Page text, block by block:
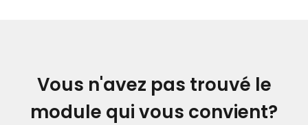
Vous n'avez pas trouvé le
module qui vous convient?